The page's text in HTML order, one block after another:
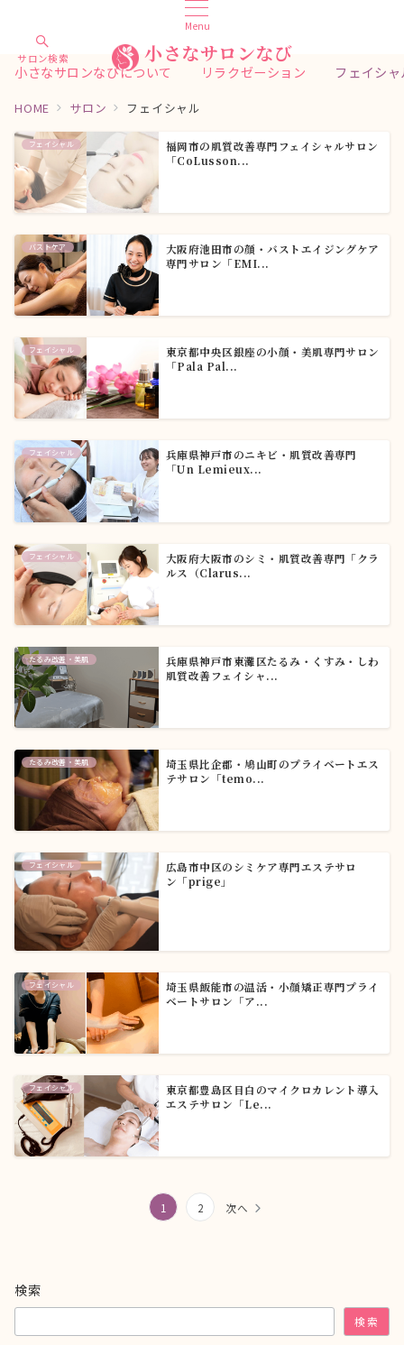
Menu
小さなサロンなび
サロン検索
小さなサロンなびについて リラクゼーション フェイシャ
HOME サロン フェイシャル
フェイシャル
福岡市の肌質改善専門フェイシャルサロン
「CoLusson...
バストケア
大阪府池田市の顔・バストエイジングケア
専門サロン「EMI...
フェイシャル
東京都中央区銀座の小顔・美肌専門サロン
「Pala Pal...
フェイシャル
兵庫県神戸市のニキビ・肌質改善専門
「Un Lemieux...
フェイシャル
大阪府大阪市のシミ・肌質改善専門「クラ
ルス（Clarus...
たるみ改善・美肌
兵庫県神戸市東灘区たるみ・くすみ・しわ
肌質改善フェイシャ...
たるみ改善・美肌
埼玉県比企郡・鳩山町のプライベートエス
テサロン「temo...
フェイシャル
広島市中区のシミケア専門エステサロ
ン 「prige」
フェイシャル
埼玉県飯能市の温活・小顔矯正専門プライ
ベートサロン 「ア...
フェイシャル
東京都豊島区目白のマイクロカレント導入
エステサロン「Le...
ペ
ー
1 2 次へ
検索
検索